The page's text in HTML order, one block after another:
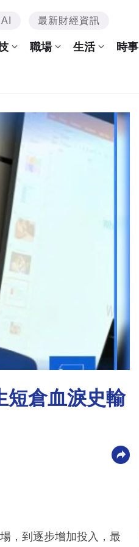
AI 最新財經資訊
職場 生活 時事
短倉血淚史輸
，到逐步增加投入，最